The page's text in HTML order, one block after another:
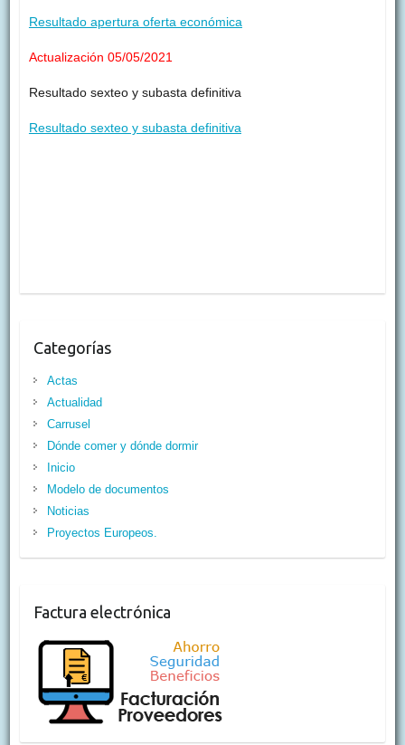
Resultado apertura oferta económica
Actualización 05/05/2021
Resultado sexteo y subasta definitiva
Resultado sexteo y subasta definitiva
Categorías
Actas
Actualidad
Carrusel
Dónde comer y dónde dormir
Inicio
Modelo de documentos
Noticias
Proyectos Europeos.
Factura electrónica